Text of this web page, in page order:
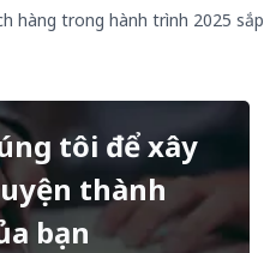
hàng trong hành trình 2025 sắp
tôi để xây
thành
bạn